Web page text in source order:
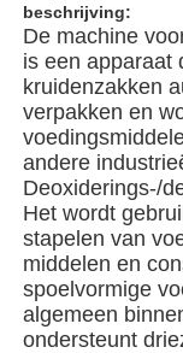
beschrijving:
De machine
is een apparaat
kruidenzakken
verpakken en
andere
Deoxiderings-/
Het wordt
stapelen van
middelen en
spoelvormige
algemeen
ondersteunt